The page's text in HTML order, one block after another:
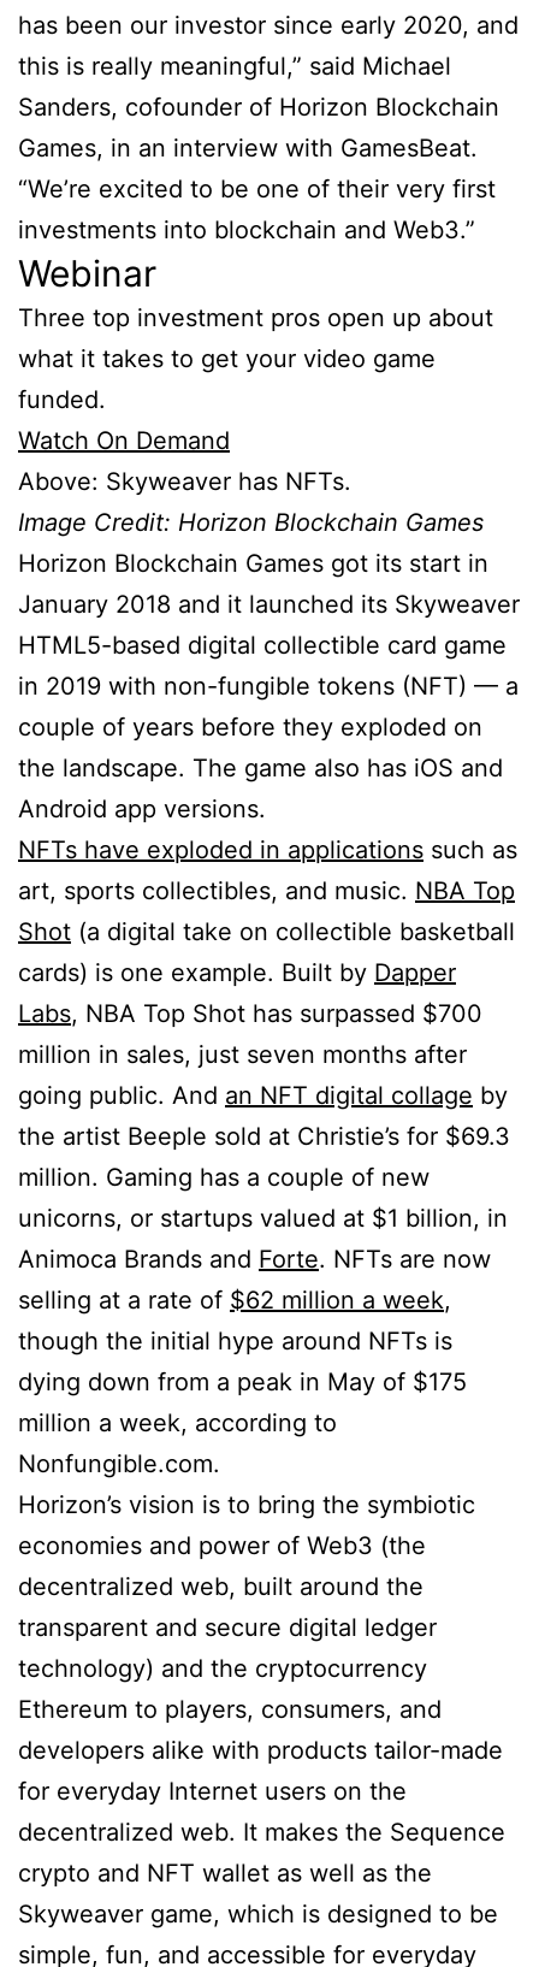
has been our investor since early 2020, and
this is really meaningful,” said Michael
Sanders, cofounder of Horizon Blockchain
Games, in an interview with GamesBeat.
“We’re excited to be one of their very first
investments into blockchain and Web3.”
Webinar
Three top investment pros open up about
what it takes to get your video game
funded.
Watch On Demand
Above: Skyweaver has NFTs.
Image Credit: Horizon Blockchain Games
Horizon Blockchain Games got its start in
January 2018 and it launched its Skyweaver
HTML5-based digital collectible card game
in 2019 with non-fungible tokens (NFT) — a
couple of years before they exploded on
the landscape. The game also has iOS and
Android app versions.
NFTs have exploded in applications such as
art, sports collectibles, and music. NBA Top
Shot (a digital take on collectible basketball
cards) is one example. Built by Dapper
Labs, NBA Top Shot has surpassed $700
million in sales, just seven months after
going public. And an NFT digital collage by
the artist Beeple sold at Christie’s for $69.3
million. Gaming has a couple of new
unicorns, or startups valued at $1 billion, in
Animoca Brands and Forte. NFTs are now
selling at a rate of $62 million a week,
though the initial hype around NFTs is
dying down from a peak in May of $175
million a week, according to
Nonfungible.com.
Horizon’s vision is to bring the symbiotic
economies and power of Web3 (the
decentralized web, built around the
transparent and secure digital ledger
technology) and the cryptocurrency
Ethereum to players, consumers, and
developers alike with products tailor-made
for everyday Internet users on the
decentralized web. It makes the Sequence
crypto and NFT wallet as well as the
Skyweaver game, which is designed to be
simple, fun, and accessible for everyday